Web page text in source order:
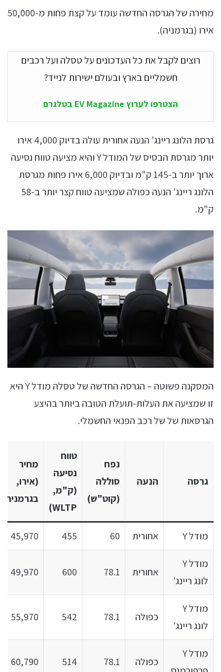
מחירה של הגרסה החדשה עומד על קצת פחות מ-50,000
אירו (בגרמניה).
רוצים לקבל את כל העדכונים על טסלה ועל רכבים
חשמליים בארץ ובעולם ישירות לנייד?
הצטרפו לערוץ EV Magazine בטלגרם
גרסת הלונג ריינג' הנעה אחורית עולה בדיוק 4,000 אירו
יותר מגרסת הבסיס של המודל Y והיא מציעה טווח נסיעה
ארוך יותר ב-145 ק"מ ובדיוק 6,000 אירו פחות מגרסת
הלונג ריינג' הנעה כפולה שמציעה טווח קצר יותר ב-58
ק"מ.
המסקנה פשוטה – הגרסה החדשה של טסלה מודל Y היא
זו שמציעה את העלות-תועלת הטובה ביותר בהיצע
הגרסאות של של רכב הפנאי החשמלי.
גרסה הנעה
נפח
סוללה
(קוט"ש)
טווח
נסיעה
(ק"מ,
WLTP)
מחיר
(אירו,
בגרמניה)
מודל Y אחורית 60
455
45,970
מודל Y
לונג ריינג'
אחורית 78.1
600
49,970
מודל Y
לונג ריינג'
כפולה 78.1
542
55,970
מודל Y
כפולה 78.1
514
60,790